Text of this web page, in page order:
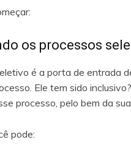
os processos
é a porta de entrada
Ele tem sido
processo, pelo bem da
pode: